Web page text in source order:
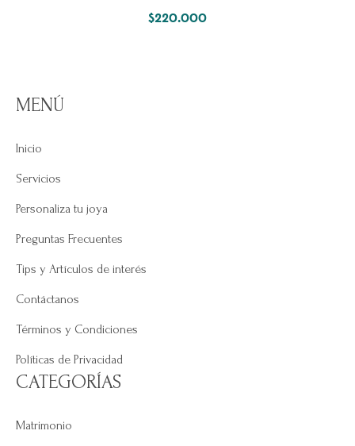
$220.000
MENÚ
Inicio
Servicios
Personaliza tu joya
Preguntas Frecuentes
Tips y Artículos de interés
Contáctanos
Términos y Condiciones
Políticas de Privacidad
CATEGORÍAS
Matrimonio